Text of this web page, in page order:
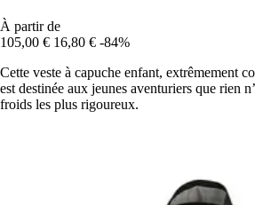
À partir de
105,00 € 16,80 € -84%
Cette veste à capuche enfant, extrêmement
est destinée aux jeunes aventuriers que rien
froids les plus rigoureux.